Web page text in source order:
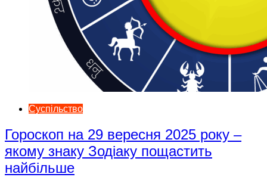
Суспільство
Гороскоп на 29 вересня 2025 року –
якому знаку Зодіаку пощастить
найбільше